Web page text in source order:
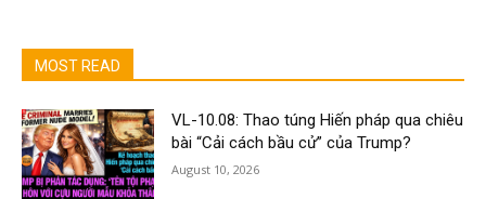
MOST READ
VL-10.08: Thao túng Hiến pháp qua chiêu
bài “Cải cách bầu cử” của Trump?
August 10, 2026